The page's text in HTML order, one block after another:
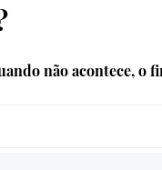
não acontece, o